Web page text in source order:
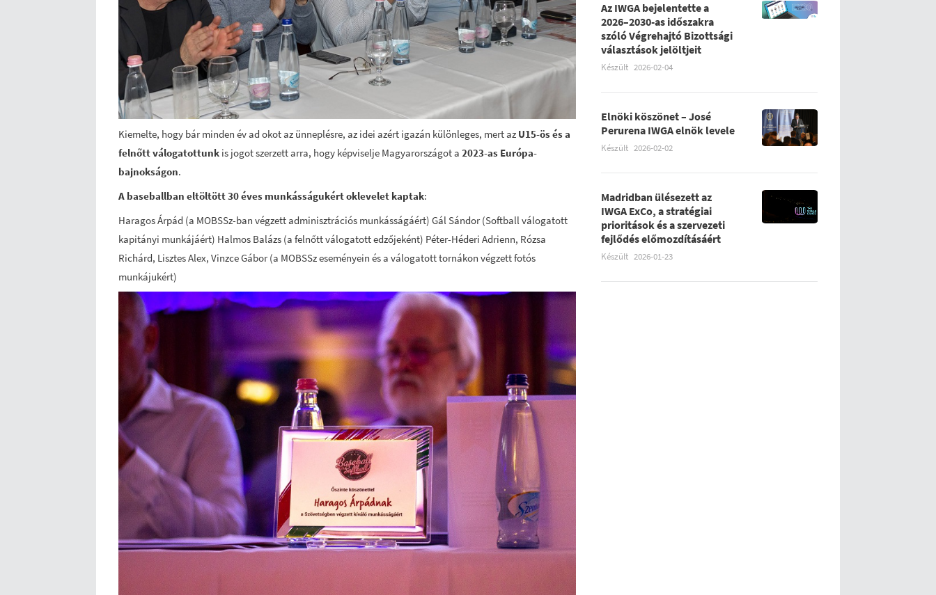
Kiemelte, hogy bár minden év ad okot az ünneplésre, az idei azért igazán különleges, mert az U15-ös és a
felnőtt válogatottunk is jogot szerzett arra, hogy képviselje Magyarországot a 2023-as Európa-
bajnokságon.
A baseballban eltöltött 30 éves munkásságukért oklevelet kaptak:
Haragos Árpád (a MOBSSz-ban végzett adminisztrációs munkásságáért) Gál Sándor (Softball válogatott
kapitányi munkájáért) Halmos Balázs (a felnőtt válogatott edzőjeként) Péter-Héderi Adrienn, Rózsa
Richárd, Lisztes Alex, Vinzce Gábor (a MOBSSz eseményein és a válogatott tornákon végzett fotós
munkájukért)
Az IWGA bejelentette a
2026–2030-as időszakra
szóló Végrehajtó Bizottsági
választások jelöltjeit
Készült 2026-02-04
Elnöki köszönet – José
Perurena IWGA elnök levele
Készült 2026-02-02
Madridban ülésezett az
IWGA ExCo, a stratégiai
prioritások és a szervezeti
fejlődés előmozdításáért
Készült 2026-01-23